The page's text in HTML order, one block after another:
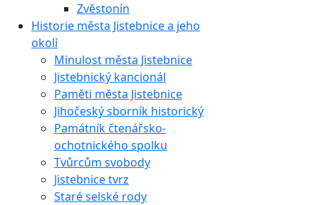
Zvěstonín
Historie města Jistebnice a jeho
okolí
Minulost města Jistebnice
Jistebnický kancionál
Paměti města Jistebnice
Jihočeský sborník historický
Památník čtenářsko-
ochotnického spolku
Tvůrcům svobody
Jistebnice tvrz
Staré selské rody